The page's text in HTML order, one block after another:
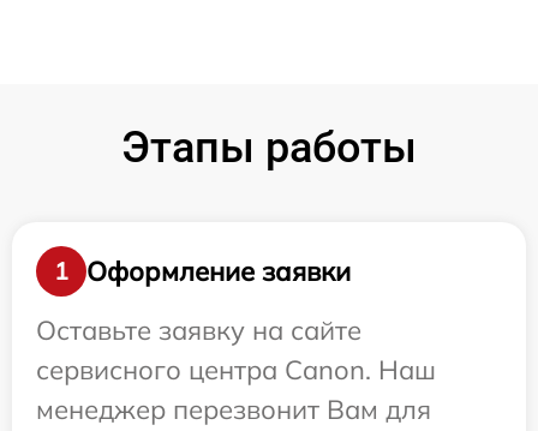
Этапы работы
1
Оформление заявки
Оставьте заявку на сайте
сервисного центра Canon. Наш
менеджер перезвонит Вам для